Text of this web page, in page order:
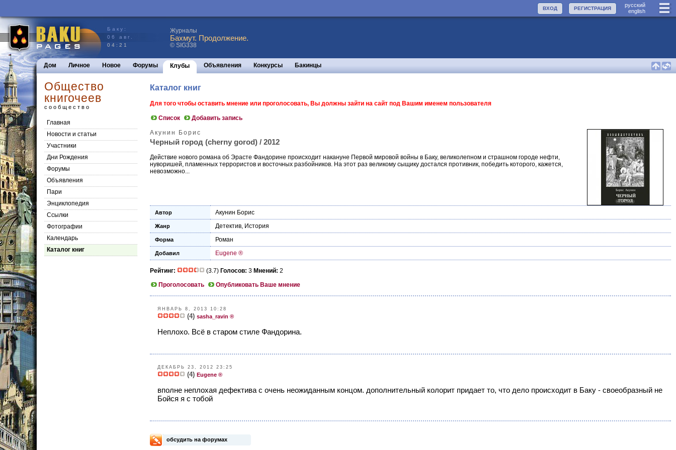
руccкий
english
РЕГИСТРАЦИЯ
ВХОД
Баку:
06 авг.
04:21
Журналы
Бахмут. Продолжение.
© SIG338
Дом Личное Новое Форумы Клубы Объявления Конкурсы Бакинцы
Общество
книгочеев
сообщество
Главная
Новости и статьи
Участники
Дни Рождения
Форумы
Объявления
Пари
Энциклопедия
Cсылки
Фотографии
Календарь
Каталог книг
Каталог книг
Для того чтобы оставить мнение или проголосовать, Вы должны зайти на сайт под Вашим именем пользователя
Список Добавить запись
Акунин Борис
Черный город (cherny gorod) / 2012
Действие нового романа об Эрасте Фандорине происходит накануне Первой мировой войны в Баку, великолепном и страшном городе нефти,
нуворишей, пламенных террористов и восточных разбойников. На этот раз великому сыщику достался противник, победить которого, кажется,
невозможно...
Автор Акунин Борис
Жанр Детектив, История
Форма Роман
Добавил Eugene ®
Рейтинг: (3.7) Голосов: 3 Мнений: 2
Проголосовать
Опубликовать Ваше мнение
ЯНВАРЬ 8, 2013 10:28
(4) sasha_ravin ®
Неплохо. Всё в старом стиле Фандорина.
ДЕКАБРЬ 23, 2012 23:25
(4) Eugene ®
вполне неплохая дефектива с очень неожиданным концом. дополнительный колорит придает то, что дело происходит в Баку - своеобразный не
Бойся я с тобой
обсудить на форумах